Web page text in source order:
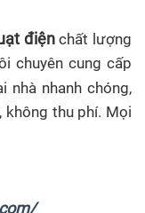
điệnchất lượng
chuyên cung cấp
nhà nhanh chóng,
thu phí. Mọi